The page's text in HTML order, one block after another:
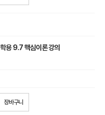
용 9.7 핵심이론 강의
장바구니